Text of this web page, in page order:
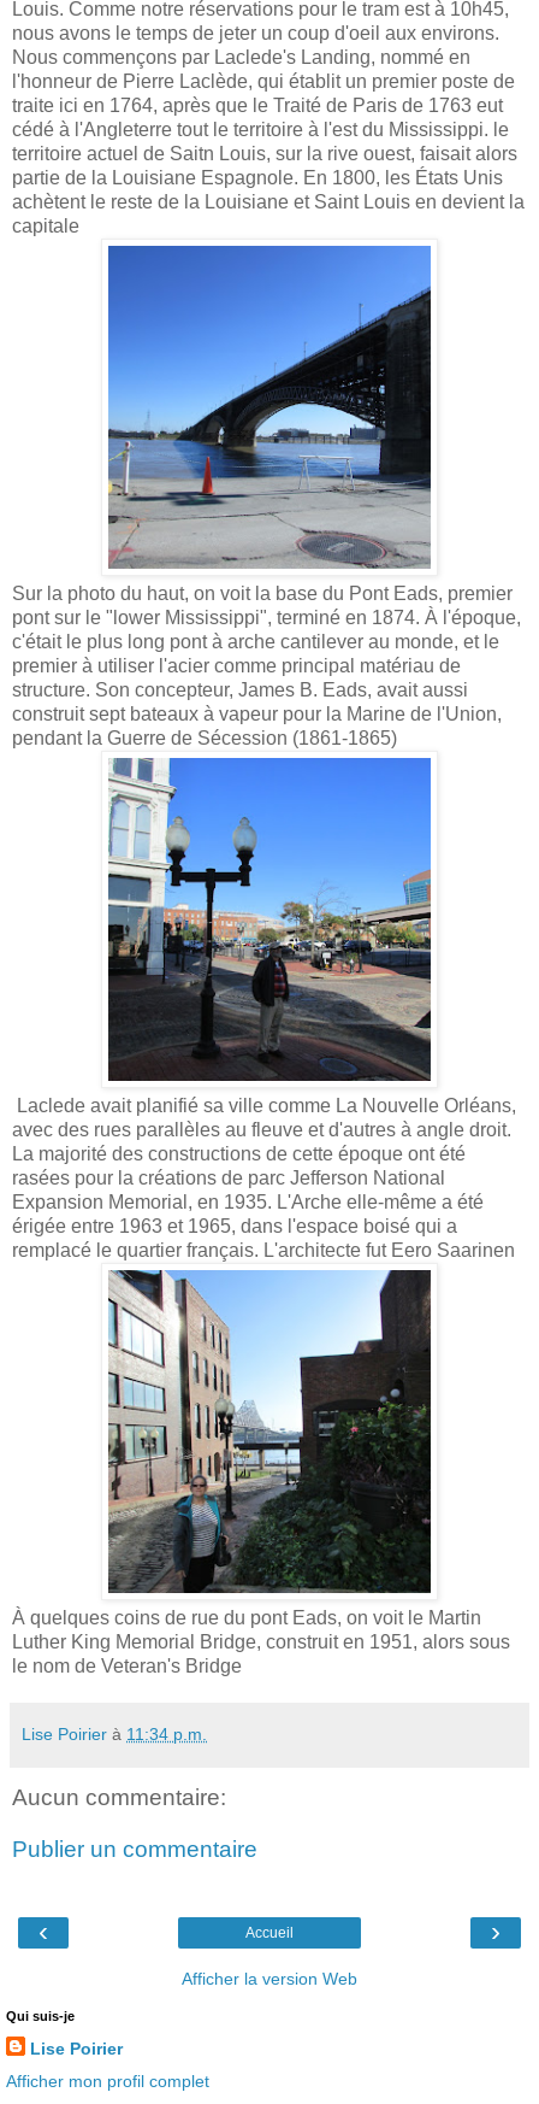
Louis. Comme notre réservations pour le tram est à 10h45,
nous avons le temps de jeter un coup d'oeil aux environs.
Nous commençons par Laclede's Landing, nommé en
l'honneur de Pierre Laclède, qui établit un premier poste de
traite ici en 1764, après que le Traité de Paris de 1763 eut
cédé à l'Angleterre tout le territoire à l'est du Mississippi. le
territoire actuel de Saitn Louis, sur la rive ouest, faisait alors
partie de la Louisiane Espagnole. En 1800, les États Unis
achètent le reste de la Louisiane et Saint Louis en devient la
capitale
Sur la photo du haut, on voit la base du Pont Eads, premier
pont sur le "lower Mississippi", terminé en 1874. À l'époque,
c'était le plus long pont à arche cantilever au monde, et le
premier à utiliser l'acier comme principal matériau de
structure. Son concepteur, James B. Eads, avait aussi
construit sept bateaux à vapeur pour la Marine de l'Union,
pendant la Guerre de Sécession (1861-1865)
Laclede avait planifié sa ville comme La Nouvelle Orléans,
avec des rues parallèles au fleuve et d'autres à angle droit.
La majorité des constructions de cette époque ont été
rasées pour la créations de parc Jefferson National
Expansion Memorial, en 1935. L'Arche elle-même a été
érigée entre 1963 et 1965, dans l'espace boisé qui a
remplacé le quartier français. L'architecte fut Eero Saarinen
À quelques coins de rue du pont Eads, on voit le Martin
Luther King Memorial Bridge, construit en 1951, alors sous
le nom de Veteran's Bridge
Lise Poirier à 11:34 p.m.
Aucun commentaire:
Publier un commentaire
‹ ›
Accueil
Afficher la version Web
Qui suis-je
Lise Poirier
Afficher mon profil complet